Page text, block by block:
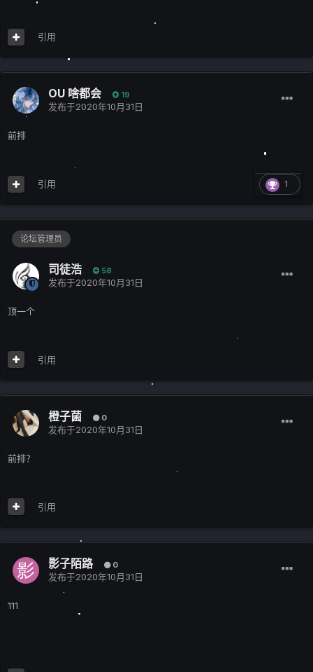
引用
OU 啥都会 19
发布于2020年10月31日
前排
1
引用
论坛管理员
司徒浩 58
发布于2020年10月31日
顶一个
引用
橙子菌 0
发布于2020年10月31日
前排？
引用
影子陌路 0
发布于2020年10月31日
111